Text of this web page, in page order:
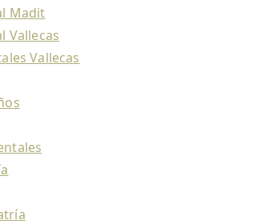
Madit
Vallecas
Vallecas